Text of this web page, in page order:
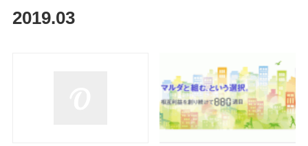
2019.03